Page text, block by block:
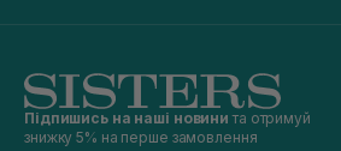
Підпишись на наші новини та отримуй
знижку 5% на перше замовлення